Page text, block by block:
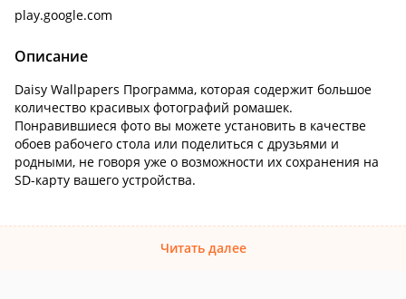
play.google.com
Описание
Daisy Wallpapers Программа, которая содержит большое
количество красивых фотографий ромашек.
Понравившиеся фото вы можете установить в качестве
обоев рабочего стола или поделиться с друзьями и
родными, не говоря уже о возможности их сохранения на
SD-карту вашего устройства.
Читать далее